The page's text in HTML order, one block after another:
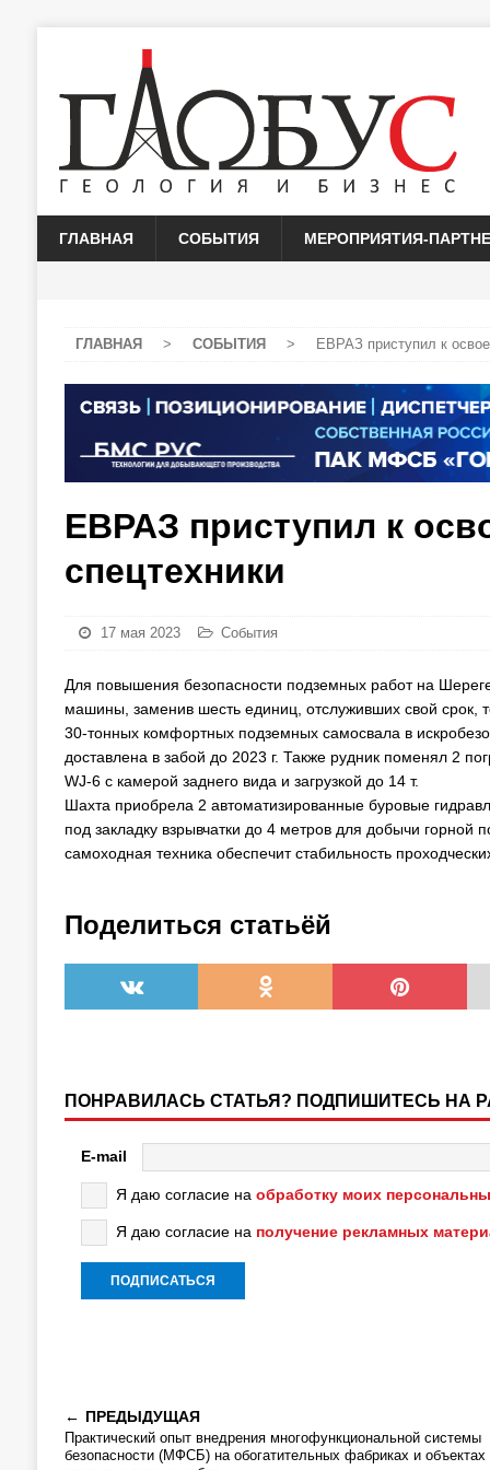
ГЛАВНАЯ СОБЫТИЯ МЕРОПРИЯТИЯ-
ГЛАВНАЯ > СОБЫТИЯ > ЕВРАЗ приступил к
ЕВРАЗ приступил к
спецтехники
17 мая 2023 События
Для повышения безопасности подземных работ на
машины, заменив шесть единиц, отслуживших свой срок,
30-тонных комфортных подземных самосвала в
доставлена в забой до 2023 г. Также рудник поменял 2
WJ-6 с камерой заднего вида и загрузкой до 14 т.
Шахта приобрела 2 автоматизированные буровые
под закладку взрывчатки до 4 метров для добычи
самоходная техника обеспечит стабильность
Поделиться статьёй
ПОНРАВИЛАСЬ СТАТЬЯ? ПОДПИШИТЕСЬ НА
E-mail
Я даю согласие на обработку моих
Я даю согласие на получение рекламных
ПРЕДЫДУЩАЯ
Практический опыт внедрения многофункциональной системы
безопасности (МФСБ) на обогатительных фабриках и объектах